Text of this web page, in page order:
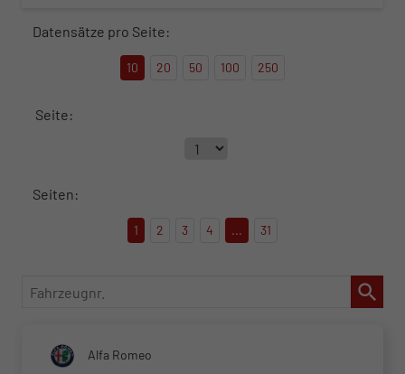
Datensätze pro Seite:
10 20 50 100 250
Seite:
Seiten:
1 2 3 4 ... 31
Fahrzeugnr.
Alfa Romeo